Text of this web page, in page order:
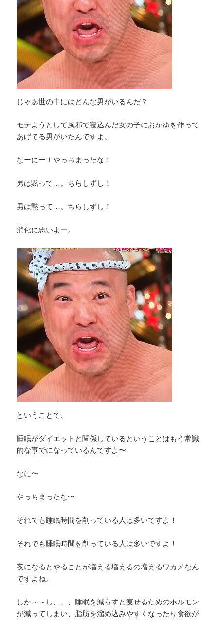
じゃあ世の中にはどんな男がいるんだ？
モテようとして風邪で寝込んだ女の子におかゆを作って
あげてる男がいたんですよ。
なーにー！やっちまったな！
男は黙って…。ちらしずし！
男は黙って…。ちらしずし！
消化に悪いよー。
ということで、
睡眠がダイエットと関係しているということはもう常識
的な事でになっているんですよ〜
なに〜
やっちまったな〜
それでも睡眠時間を削っている人は多いですよ！
それでも睡眠時間を削っている人は多いですよ！
夜になるとやることが増える増えるの増えるワカメなん
ですよね。
しか～～し、、、睡眠を減らすと痩せるためのホルモン
が減ってしまい、脂肪を溜め込みやすくなったり食欲が